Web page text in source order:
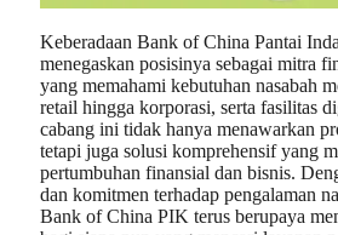
Keberadaan Bank of China Pantai
menegaskan posisinya sebagai mitra
yang memahami kebutuhan nasabah
retail hingga korporasi, serta fasilitas
cabang ini tidak hanya menawarkan
tetapi juga solusi komprehensif yang
pertumbuhan finansial dan bisnis.
dan komitmen terhadap pengalaman
Bank of China PIK terus berupaya